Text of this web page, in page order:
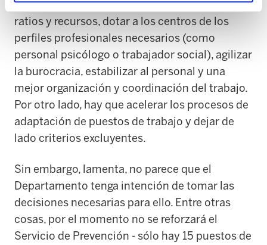
problemas, como mejorar las cargas de trabajo,
ratios y recursos, dotar a los centros de los
perfiles profesionales necesarios (como
personal psicólogo o trabajador social), agilizar
la burocracia, estabilizar al personal y una
mejor organización y coordinación del trabajo.
Por otro lado, hay que acelerar los procesos de
adaptación de puestos de trabajo y dejar de
lado criterios excluyentes.
Sin embargo, lamenta, no parece que el
Departamento tenga intención de tomar las
decisiones necesarias para ello. Entre otras
cosas, por el momento no se reforzará el
Servicio de Prevención - sólo hay 15 puestos de